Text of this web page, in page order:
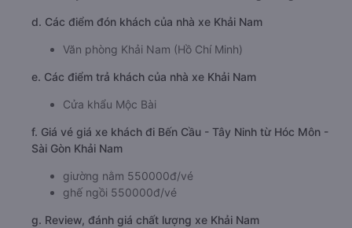
d. Các điểm đón khách của nhà xe Khải Nam
Văn phòng Khải Nam (Hồ Chí Minh)
e. Các điểm trả khách của nhà xe Khải Nam
Cửa khẩu Mộc Bài
f. Giá vé giá xe khách đi Bến Cầu - Tây Ninh từ Hóc Môn -
Sài Gòn Khải Nam
giường nằm 550000đ/vé
ghế ngồi 550000đ/vé
g. Review, đánh giá chất lượng xe Khải Nam